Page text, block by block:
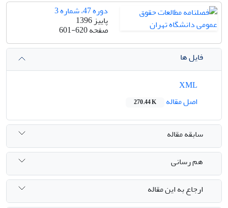
دوره 47، شماره 3
پاییز 1396
صفحه601-620
فایل ها
اصل مقاله
270.44 K
سابقه مقاله
هم رسانی
ارجاع به این مقاله